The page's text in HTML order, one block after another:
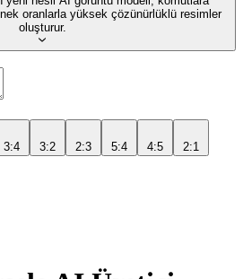
oranlarla yüksek çözünürlüklü resimler
oluşturur.
3:4 3:2 2:3 5:4 4:5 2:1